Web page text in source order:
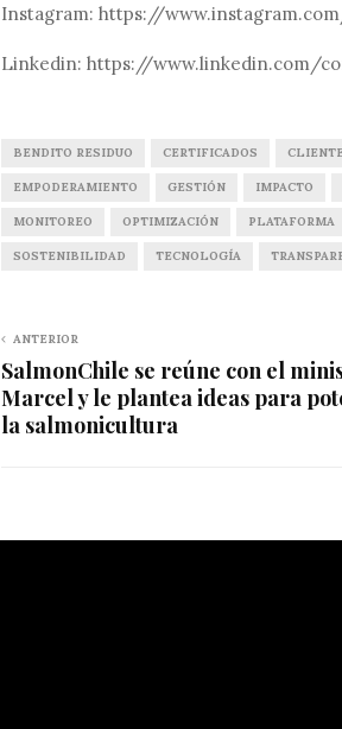
Instagram: https://
Linkedin: https://www.linkedin.com/
BENDITO RESIDUO CERTIFICADOS
EMPODERAMIENTO GESTIÓN IMPACTO
MONITOREO OPTIMIZACIÓN PLATAFORMA
SOSTENIBILIDAD TECNOLOGÍA
ANTERIOR
SalmonChile se reúne con el
Marcel y le plantea ideas para
la salmonicultura